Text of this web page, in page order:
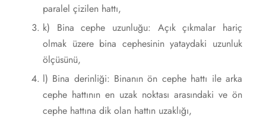
paralel çizilen hattı,
k) Bina cephe uzunluğu: Açık çıkmalar hariç
olmak üzere bina cephesinin yataydaki uzunluk
ölçüsünü,
l) Bina derinliği: Binanın ön cephe hattı ile arka
cephe hattının en uzak noktası arasındaki ve ön
cephe hattına dik olan hattın uzaklığı,